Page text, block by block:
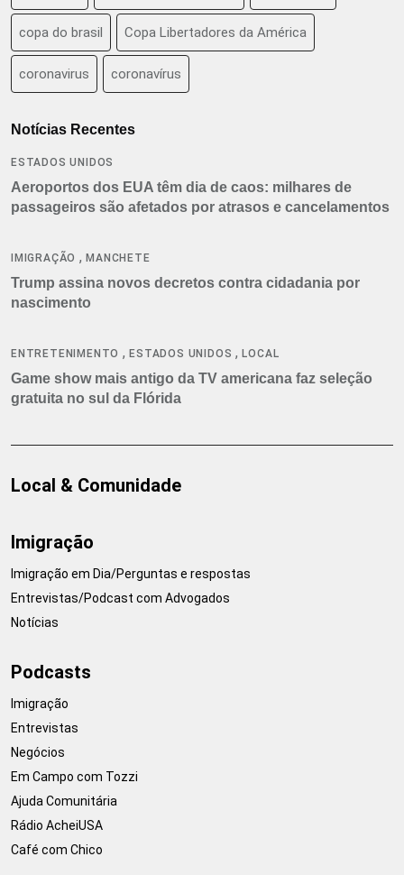
copa do brasil Copa Libertadores da América
coronavirus coronavírus
Notícias Recentes
ESTADOS UNIDOS
Aeroportos dos EUA têm dia de caos: milhares de
passageiros são afetados por atrasos e cancelamentos
IMIGRAÇÃO ,MANCHETE
Trump assina novos decretos contra cidadania por
nascimento
ENTRETENIMENTO ,ESTADOS UNIDOS ,LOCAL
Game show mais antigo da TV americana faz seleção
gratuita no sul da Flórida
Local & Comunidade
Imigração
Imigração em Dia/Perguntas e respostas
Entrevistas/Podcast com Advogados
Notícias
Podcasts
Imigração
Entrevistas
Negócios
Em Campo com Tozzi
Ajuda Comunitária
Rádio AcheiUSA
Café com Chico